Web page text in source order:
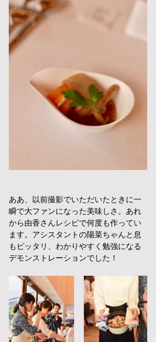
ああ、以前撮影でいただいたときに一
瞬で大ファンになった美味しさ。あれ
から由香さんレシピで何度も作ってい
ます。アシスタントの陽菜ちゃんと息
もピッタリ、わかりやすく勉強になる
デモンストレーションでした！